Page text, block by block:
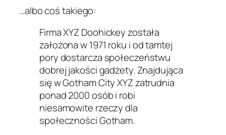
…albo coś takiego:
Firma XYZ Doohickey została
założona w 1971 roku i od tamtej
pory dostarcza społeczeństwu
dobrej jakości gadżety. Znajdująca
się w Gotham City XYZ zatrudnia
ponad 2000 osób i robi
niesamowite rzeczy dla
społeczności Gotham.